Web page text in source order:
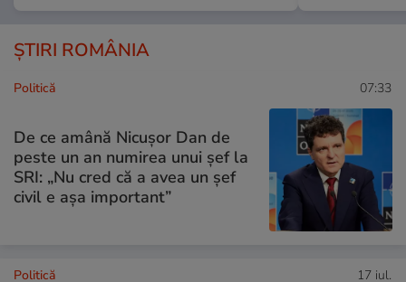
ȘTIRI ROMÂNIA
Politică 07:33
De ce amână Nicușor Dan de
peste un an numirea unui șef la
SRI: „Nu cred că a avea un şef
civil e așa important”
Politică 17 iul.